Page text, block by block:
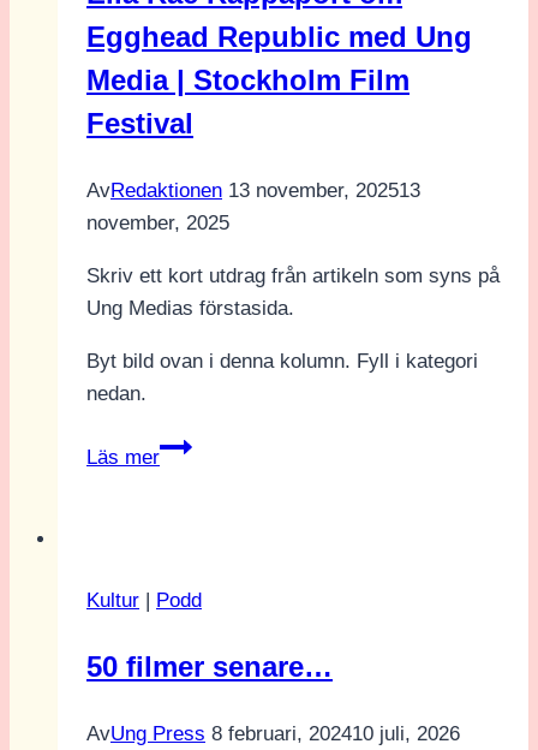
Egghead Republic med Ung
Media | Stockholm Film
Festival
AvRedaktionen 13 november, 202513
november, 2025
Skriv ett kort utdrag från artikeln som syns på
Ung Medias förstasida.
Byt bild ovan i denna kolumn. Fyll i kategori
nedan.
Läs mer
Pella
Ella
Rappaport
Egghead
Kultur | Podd
50 filmer senare…
AvUng Press 8 februari, 202410 juli, 2026